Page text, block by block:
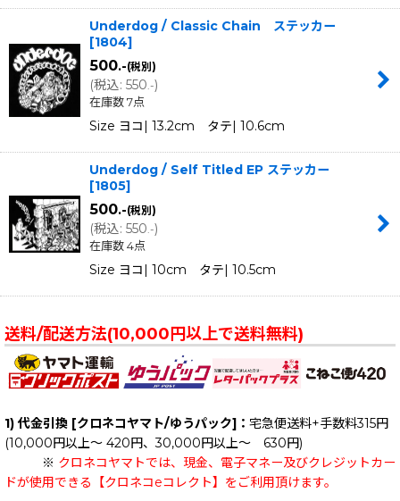
Underdog / Classic Chain ステッカー
[1804]
500.-(税別)
(税込: 550.-)
在庫数 7点
Size ヨコ| 13.2cm タテ| 10.6cm
Underdog / Self Titled EP ステッカー
[1805]
500.-(税別)
(税込: 550.-)
在庫数 4点
Size ヨコ| 10cm タテ| 10.5cm
送料/配送方法(10,000円以上で送料無料)
1) 代金引換 [クロネコヤマト/ゆうパック]： 宅急便送料+手数料315円
(10,000円以上～ 420円、30,000円以上～ 630円)
※ クロネコヤマトでは、現金、電子マネー及びクレジットカー
ドが使用できる【クロネコeコレクト】をご利用頂けます。